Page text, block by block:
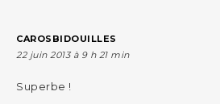
CAROSBIDOUILLES
22 juin 2013 à 9 h 21 min
Superbe !